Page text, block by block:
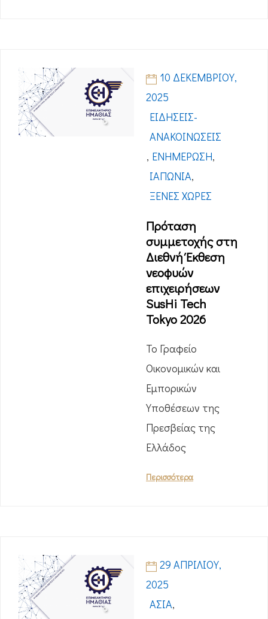
10 ΔΕΚΕΜΒΡΊΟΥ,
2025
ΕΙΔΉΣΕΙΣ-
ΑΝΑΚΟΙΝΏΣΕΙΣ
, ΕΝΗΜΈΡΩΣΗ,
ΙΑΠΩΝΊΑ,
ΞΈΝΕΣ ΧΏΡΕΣ
Πρόταση
συμμετοχής στη
Διεθνή Έκθεση
νεοφυών
επιχειρήσεων
SusHi Tech
Tokyo 2026
Το Γραφείο
Οικονομικών και
Εμπορικών
Υποθέσεων της
Πρεσβείας της
Ελλάδος
Περισσότερα
29 ΑΠΡΙΛΊΟΥ,
2025
ΑΣΊΑ,